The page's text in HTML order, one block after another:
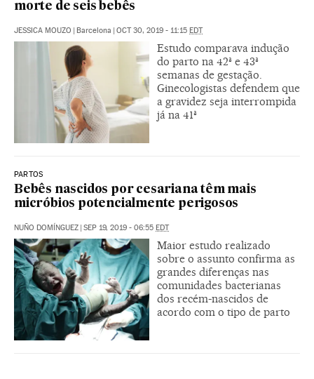
morte de seis bebês
JESSICA MOUZO | Barcelona | OCT 30, 2019 - 11:15 EDT
Estudo comparava indução
do parto na 42ª e 43ª
semanas de gestação.
Ginecologistas defendem que
a gravidez seja interrompida
já na 41ª
PARTOS
Bebês nascidos por cesariana têm mais
micróbios potencialmente perigosos
NUÑO DOMÍNGUEZ | SEP 19, 2019 - 06:55 EDT
Maior estudo realizado
sobre o assunto confirma as
grandes diferenças nas
comunidades bacterianas
dos recém-nascidos de
acordo com o tipo de parto